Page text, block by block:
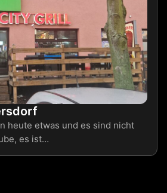
heute etwas und es sind nicht
es ist…